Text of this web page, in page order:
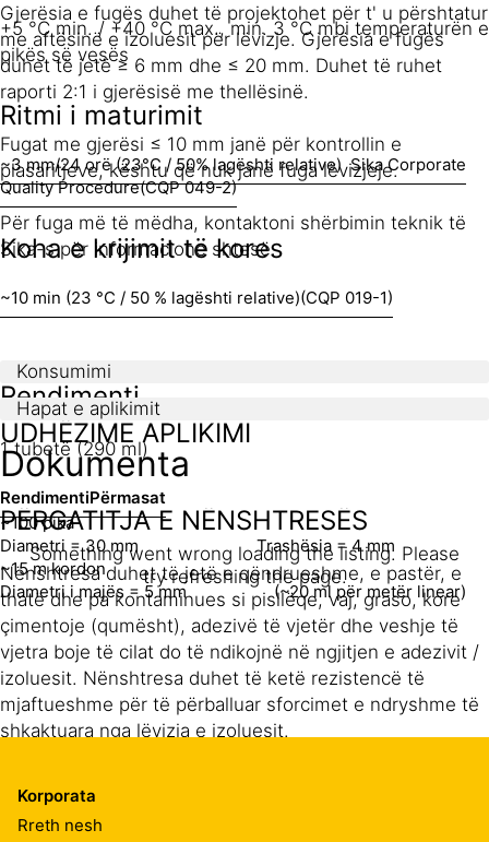
Gjerësia e fugës duhet të projektohet për t' u përshtatur
me aftësinë e izoluesit për lëvizje. Gjerësia e fugës
duhet të jetë ≥ 6 mm dhe ≤ 20 mm. Duhet të ruhet
raporti 2:1 i gjerësisë me thellësinë.
Fugat me gjerësi ≤ 10 mm janë për kontrollin e
plasaritjeve, kështu që nuk janë fuga lëvizjeje.
Për fuga më të mëdha, kontaktoni shërbimin teknik të
Sika-s për informacione shtesë.
+5 °C min. / +40 °C max., min. 3 °C mbi temperaturën e
pikës së vesës
Ritmi i maturimit
~3 mm/24 orë (23°C / 50% lagështi relative)Sika Corporate
Quality Procedure(CQP 049-2)
Koha e krijimit të kores
~10 min (23 °C / 50 % lagështi relative)(CQP 019-1)
Konsumimi
Rendimenti
1 tubetë (290 ml)
RendimentiPërmasat
~100 pika
Diametri = 30 mm Trashësia = 4 mm
~15 m kordon
Diametri i majës = 5 mm (~20 ml për metër linear)
Hapat e aplikimit
UDHËZIME APLIKIMI
PËRGATITJA E NËNSHTRESËS
Nënshtresa duhet të jetë e qëndrueshme, e pastër, e
thatë dhe pa kontaminues si pisllëqe, vaj, graso, kore
çimentoje (qumësht), adezivë të vjetër dhe veshje të
vjetra boje të cilat do të ndikojnë në ngjitjen e adezivit /
izoluesit. Nënshtresa duhet të ketë rezistencë të
mjaftueshme për të përballuar sforcimet e ndryshme të
shkaktuara nga lëvizja e izoluesit.
smerilizim, kruarje ose mjete të tjera të përshtatshme
mekanike.
Dokumenta
Something went wrong loading the listing. Please
try refreshing the page.
Korporata
Rreth nesh